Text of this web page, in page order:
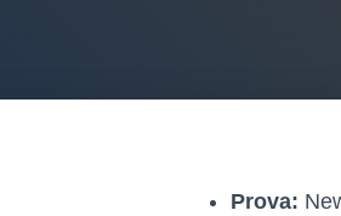
Prova: